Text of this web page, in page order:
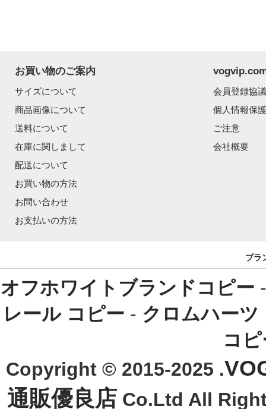
お買い物のご案内
サイズについて
商品画像について
送料について
在庫に関しまして
配送について
お買い物の方法
お問い合わせ
お支払いの方法
会員登録協
個人情報保
ご注意
会社概要
ブラ
オフホワイトブランドコピー
レール コピー - クロムハーツ
コ
Copyright © 2015-2025 .
通販優良店 Co.Ltd All